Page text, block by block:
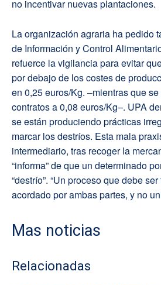
no incentivar nuevas plantaciones.
La organización agraria ha pedido
de Información y Control
refuerce la vigilancia para evitar
por debajo de los costes de
en 0,25 euros/Kg. –mientras que
contratos a 0,08 euros/Kg–. UPA
se están produciendo prácticas
marcar los destríos. Esta mala
intermediario, tras recoger la
“informa” de que un determinado
“destrío”. “Un proceso que debe
acordado por ambas partes, y no
Mas noticias
Relacionadas